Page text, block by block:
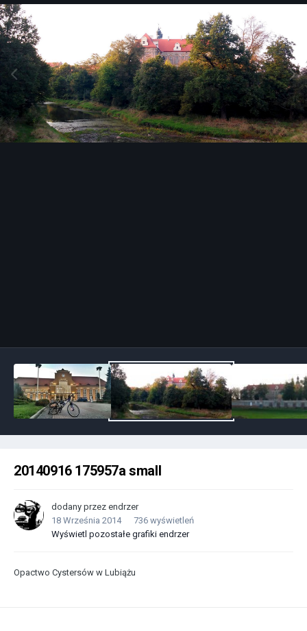
20140916 175957a small
dodany przez endrzer
18 Września 2014
736 wyświetleń
Wyświetl pozostałe grafiki endrzer
Opactwo Cystersów w Lubiążu